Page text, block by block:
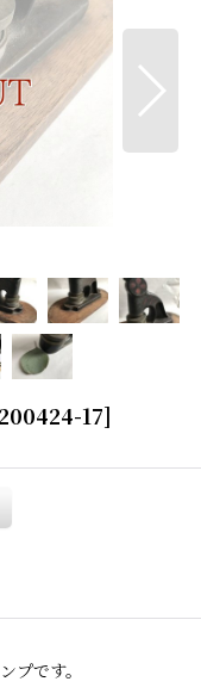
17]
プです。